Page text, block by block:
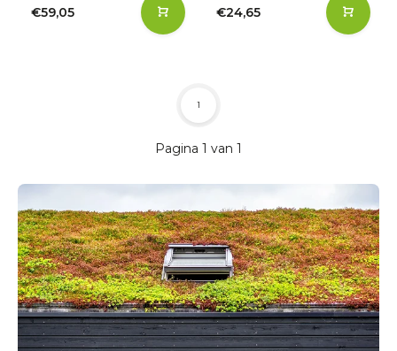
€59,05 €24,65
Pagina 1 van 1
1